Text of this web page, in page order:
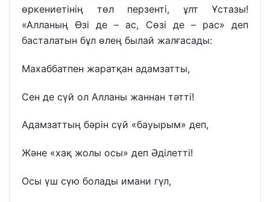
өркениетінің төл перзенті, ұлт Ұстазы!
«Алланың Өзі де – ас, Сөзі де – рас» деп
басталатын бұл өлең былай жалғасады:
Махаббатпен жаратқан адамзатты,
Сен де сүй ол Алланы жаннан тәтті!
Адамзаттың бәрін сүй «бауырым» деп,
Және «хақ жолы осы» деп Әділетті!
Осы үш сүю болады имани гүл,